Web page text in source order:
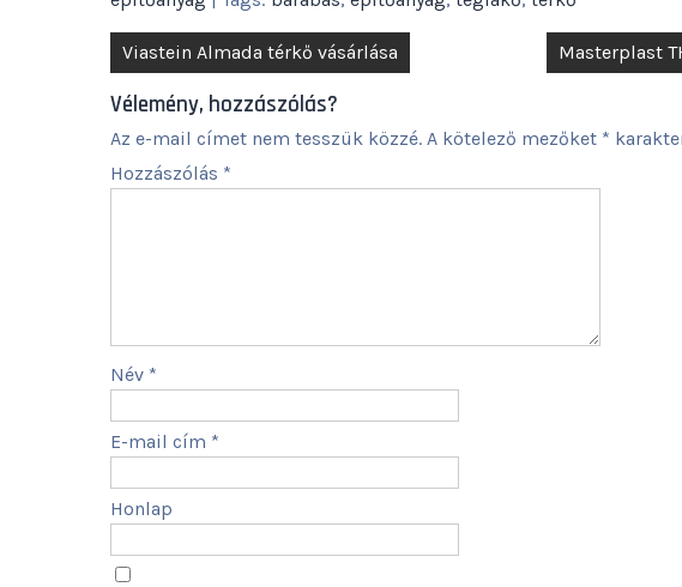
Bejegyzés
navigáció
Viastein Almada térkő vásárlása Masterplast
Vélemény, hozzászólás?
Az e-mail címet nem tesszük közzé. A kötelező mezőket *
Hozzászólás *
Név *
E-mail cím *
Honlap